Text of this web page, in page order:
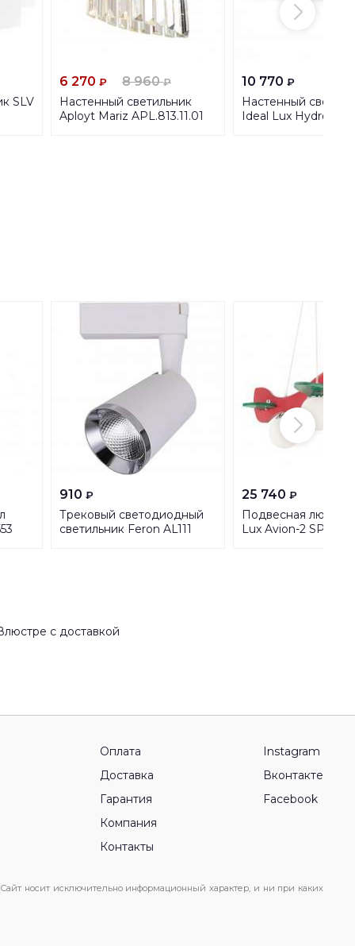
SLV
6 270 ₽ 8 960₽
Настенный светильник
Aployt Mariz APL.813.11.01
10 770 ₽
Настенный
Ideal Lux Hydro AP1
910 ₽
Трековый светодиодный
светильник Feron AL111
25 740 ₽
Подвесная люстра
Lux Avion-2 SP3
с доставкой
Оплата
Доставка
Гарантия
Компания
Контакты
Instagram
Вконтакте
Facebook
носит исключительно информационный характер, и ни при каких